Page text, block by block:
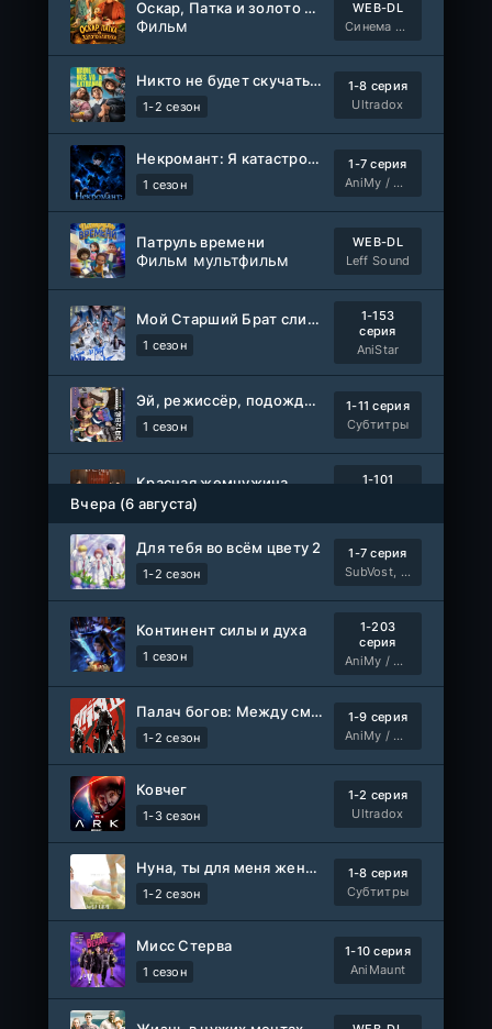
Оскар, Патка и золото Балтики
Фильм
WEB-DL
Синема УС
Никто не будет скучать по нам
1-2 сезон
1-8 серия
Ultradox
Некромант: Я катастрофа
1 сезон
1-7 серия
AniMy / RuChiMe
Патруль времени
Фильм мультфильм
WEB-DL
Leff Sound
Мой Старший Брат слишком стабилен
1 сезон
1-153
серия
AniStar
Эй, режиссёр, подождите!
1 сезон
1-11 серия
Субтитры
Красная жемчужина
1 сезон
1-101
Древние пришельцы
1-8 серия
Влад Дорф
1-5 сезон
1-8 серия
ColdFilm
Правила моей кухни
1-15 сезон
1-9 серия
Влад Дорф
Ленин
Фильм
Telecine
KimchiTV
Счастливы ли мы?
Фильм
WEB-Rip
Синема УС
Любовь на розлив
Фильм
WEB-Rip
@MUZOBOZ@
Вчера (6 августа)
Для тебя во всём цвету 2
1-2 сезон
1-7 серия
SubVost, Манипулятор
Континент силы и духа
1 сезон
1-203
серия
AniMy / RuChiMe
Палач богов: Между смертным и божественным царством 2
1-2 сезон
1-9 серия
AniMy / RuChiMe
Ковчег
1-3 сезон
1-2 серия
Ultradox
Нуна, ты для меня женщина 2
1-2 сезон
1-8 серия
Субтитры
Мисс Стерва
1 сезон
1-10 серия
AniMaunt